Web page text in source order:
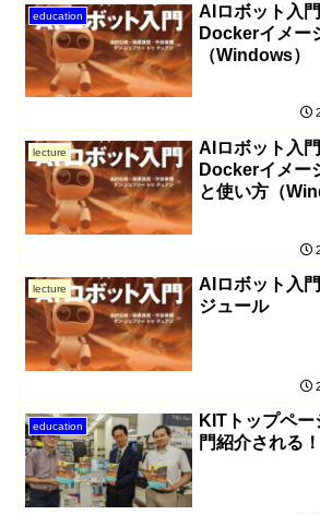
education
AIロボット入
Dockerイメー
（Windows）
lecture
AIロボット入
Dockerイメー
と使い方（
lecture
AIロボット入
ジュール
education
KITトップペ
門紹介される！